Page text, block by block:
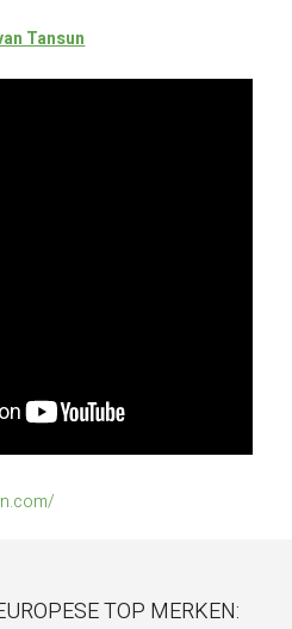
Tansun
TOP MERKEN: